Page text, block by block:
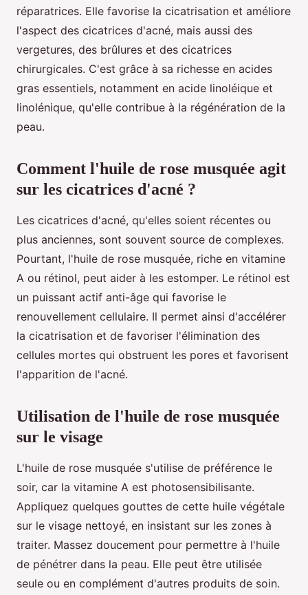
réparatrices. Elle favorise la cicatrisation et améliore
l'aspect des cicatrices d'acné, mais aussi des
vergetures, des brûlures et des cicatrices
chirurgicales. C'est grâce à sa richesse en acides
gras essentiels, notamment en acide linoléique et
linolénique, qu'elle contribue à la régénération de la
peau.
Comment l'huile de rose musquée agit
sur les cicatrices d'acné ?
Les cicatrices d'acné, qu'elles soient récentes ou
plus anciennes, sont souvent source de complexes.
Pourtant, l'huile de rose musquée, riche en vitamine
A ou rétinol, peut aider à les estomper. Le rétinol est
un puissant actif anti-âge qui favorise le
renouvellement cellulaire. Il permet ainsi d'accélérer
la cicatrisation et de favoriser l'élimination des
cellules mortes qui obstruent les pores et favorisent
l'apparition de l'acné.
Utilisation de l'huile de rose musquée
sur le visage
L'huile de rose musquée s'utilise de préférence le
soir, car la vitamine A est photosensibilisante.
Appliquez quelques gouttes de cette huile végétale
sur le visage nettoyé, en insistant sur les zones à
traiter. Massez doucement pour permettre à l'huile
de pénétrer dans la peau. Elle peut être utilisée
seule ou en complément d'autres produits de soin.